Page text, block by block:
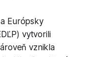
Európsky
vytvorili
vznikla